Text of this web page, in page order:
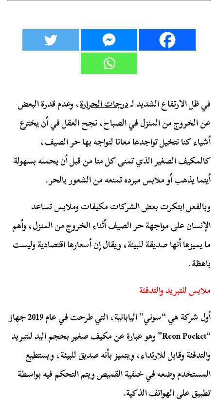
في ظل الارتفاع الشديد لـدرجات الحرارة، وعدم قدرة البعض
عن الخروج من المنزل في الصباح، نجح العقل في أن يخترع
أشياء كنا نتخيل تواجدها معانا لنواجه بها حر الصيف،
كالمكيف الصغير الذي تمنى كل منا من قبل أن يحمله بسهولة
أينما يذهب أو ملابس مبرده تمنعه من الشعور بالحر.
وبالفعل ابتكرت بعض الشركات مكيفات وملابس تساعد
الإنسان على مواجهة حر الصيف أثناء الخروج من المنزل، وأهم
ما يميزها أنها صديقة للبيئة، ويقال إن أسعارها اقتصادية وليست
باهظة.
ملابس للتبريد والتدفئة
أول شركة هي “سوني” اليابانية، التي طرحت في عام 2019 جهاز
“Reon Pocket” وهو عبارة عن مكيف صغير بحجم اليد للتبريد
والتدفئة وقابل للارتداء، ويتميز بأنه صديق للبيئة، ويستطيع
المستخدم وضعه في خلفية القميص ويتم التحكم فيه بواسطة
تطبيق على الهواتف الذكية.